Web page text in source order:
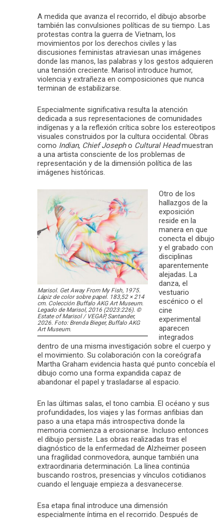
A medida que avanza el recorrido, el dibujo absorbe
también las convulsiones políticas de su tiempo. Las
protestas contra la guerra de Vietnam, los
movimientos por los derechos civiles y las
discusiones feministas atraviesan unas imágenes
donde las manos, las palabras y los gestos adquieren
una tensión creciente. Marisol introduce humor,
violencia y extrañeza en composiciones que nunca
terminan de estabilizarse.
Especialmente significativa resulta la atención
dedicada a sus representaciones de comunidades
indígenas y a la reflexión crítica sobre los estereotipos
visuales construidos por la cultura occidental. Obras
como Indian, Chief Josepho Cultural Headmuestran
a una artista consciente de los problemas de
representación y de la dimensión política de las
imágenes históricas.
Marisol. Get Away From My Fish, 1975.
Lápiz de color sobre papel. 183,52 × 214
cm. Colección Buffalo AKG Art Museum.
Legado de Marisol, 2016 (2023:226). ©
Estate of Marisol / VEGAP, Santander,
2026. Foto: Brenda Bieger, Buffalo AKG
Art Museum.
Otro de los
hallazgos de la
exposición
reside en la
manera en que
conecta el dibujo
y el grabado con
disciplinas
aparentemente
alejadas. La
danza, el
vestuario
escénico o el
cine
experimental
aparecen
integrados
dentro de una misma investigación sobre el cuerpo y
el movimiento. Su colaboración con la coreógrafa
Martha Graham evidencia hasta qué punto concebía el
dibujo como una forma expandida capaz de
abandonar el papel y trasladarse al espacio.
En las últimas salas, el tono cambia. El océano y sus
profundidades, los viajes y las formas anfibias dan
paso a una etapa más introspectiva donde la
memoria comienza a erosionarse. Incluso entonces
el dibujo persiste. Las obras realizadas tras el
diagnóstico de la enfermedad de Alzheimer poseen
una fragilidad conmovedora, aunque también una
extraordinaria determinación. La línea continúa
buscando rostros, presencias y vínculos cotidianos
cuando el lenguaje empieza a desvanecerse.
Esa etapa final introduce una dimensión
especialmente íntima en el recorrido. Después de